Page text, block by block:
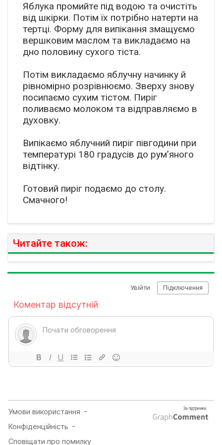
Яблука промийте під водою та очистіть
від шкірки. Потім їх потрібно натерти на
тертці. Форму для випікання змащуємо
вершковим маслом та викладаємо на
дно половину сухого тіста.
Потім викладаємо яблучну начинку й
рівномірно розрівнюємо. Зверху знову
посипаємо сухим тістом. Пиріг
поливаємо молоком та відправляємо в
духовку.
Випікаємо яблучний пиріг півгодини при
температурі 180 градусів до рум’яного
відтінку.
Готовий пиріг подаємо до столу.
Смачного!
Читайте також: